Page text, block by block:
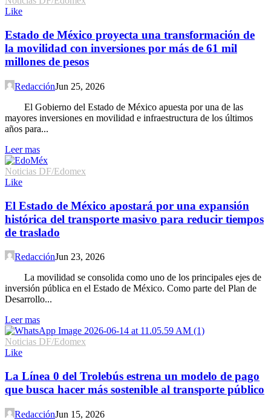
Like
Estado de México proyecta una transformación de
la movilidad con inversiones por más de 61 mil
millones de pesos
RedacciónJun 25, 2026
El Gobierno del Estado de México apuesta por una de las
mayores inversiones en movilidad e infraestructura de los últimos
años para...
Leer mas
Noticias DF/Edomex
Like
El Estado de México apostará por una expansión
histórica del transporte masivo para reducir tiempos
de traslado
RedacciónJun 23, 2026
La movilidad se consolida como uno de los principales ejes de
inversión pública en el Estado de México. Como parte del Plan de
Desarrollo...
Leer mas
Noticias DF/Edomex
Like
La Línea 0 del Trolebús estrena un modelo de pago
que busca hacer más sostenible al transporte público
RedacciónJun 15, 2026